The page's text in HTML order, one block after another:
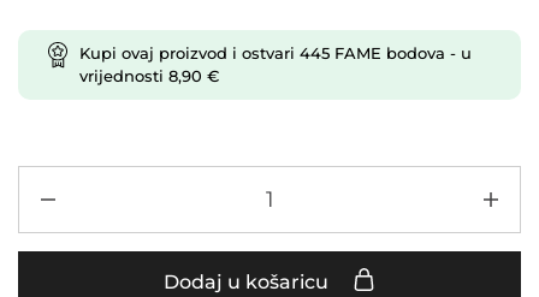
Kupi ovaj proizvod i ostvari 445 FAME bodova - u
vrijednosti 8,90 €
Dodaj u košaricu